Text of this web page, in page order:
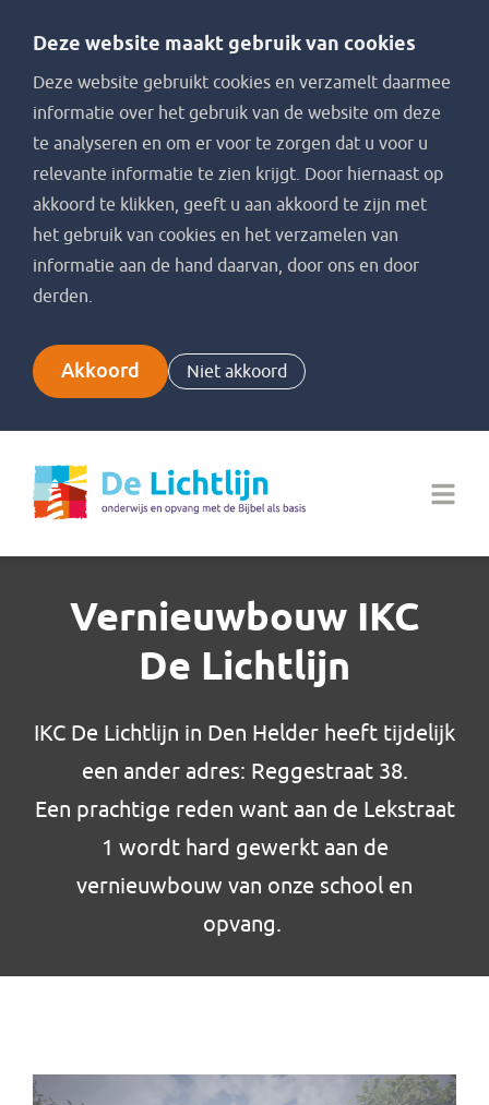
Deze website maakt gebruik van cookies
Deze website gebruikt cookies en verzamelt daarmee
informatie over het gebruik van de website om deze
te analyseren en om er voor te zorgen dat u voor u
relevante informatie te zien krijgt. Door hiernaast op
akkoord te klikken, geeft u aan akkoord te zijn met
het gebruik van cookies en het verzamelen van
informatie aan de hand daarvan, door ons en door
derden.
Akkoord Niet akkoord
Vernieuwbouw IKC
De Lichtlijn
IKC De Lichtlijn in Den Helder heeft tijdelijk
een ander adres: Reggestraat 38.
Een prachtige reden want aan de Lekstraat
1 wordt hard gewerkt aan de
vernieuwbouw van onze school en
opvang.